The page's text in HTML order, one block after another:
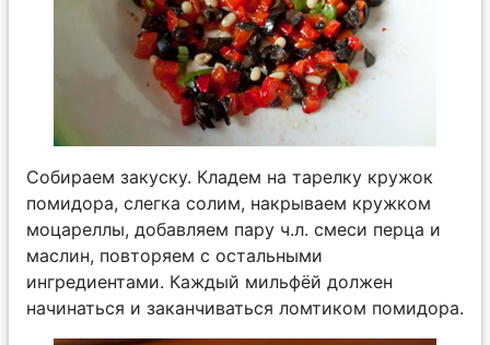
Собираем закуску. Кладем на тарелку кружок
помидора, слегка солим, накрываем кружком
моцареллы, добавляем пару ч.л. смеси перца и
маслин, повторяем с остальными
ингредиентами. Каждый мильфёй должен
начинаться и заканчиваться ломтиком помидора.